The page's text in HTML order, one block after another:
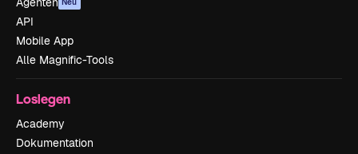
API
Mobile App
Alle Magnific-Tools
Loslegen
Academy
Dokumentation